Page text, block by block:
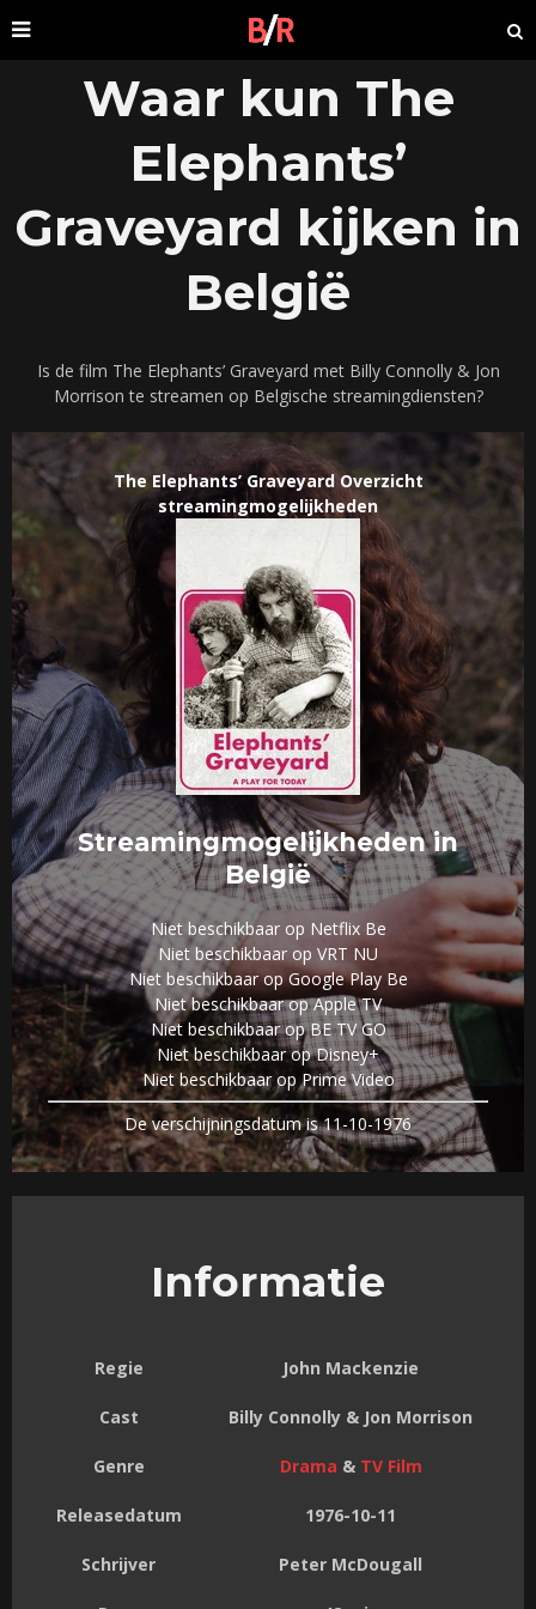
Waar kun The
Elephants’
Graveyard kijken in
België
Is de film The Elephants’ Graveyard met Billy Connolly & Jon
Morrison te streamen op Belgische streamingdiensten?
The Elephants’ Graveyard Overzicht
streamingmogelijkheden
Streamingmogelijkheden in
België
Niet beschikbaar op Netflix Be
Niet beschikbaar op VRT NU
Niet beschikbaar op Google Play Be
Niet beschikbaar op Apple TV
Niet beschikbaar op BE TV GO
Niet beschikbaar op Disney+
Niet beschikbaar op Prime Video
De verschijningsdatum is 11-10-1976
Informatie
Regie John Mackenzie
Cast Billy Connolly & Jon Morrison
Genre Drama & TV Film
Releasedatum 1976-10-11
Schrijver Peter McDougall